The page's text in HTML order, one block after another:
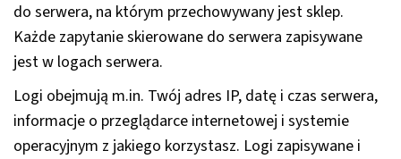
do serwera, na którym przechowywany jest sklep.
Każde zapytanie skierowane do serwera zapisywane
jest w logach serwera.
Logi obejmują m.in. Twój adres IP, datę i czas serwera,
informacje o przeglądarce internetowej i systemie
operacyjnym z jakiego korzystasz. Logi zapisywane i